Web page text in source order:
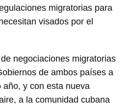
migratorias para
visados por el
negociaciones migratorias
de ambos países a
año, y con esta nueva
a la comunidad cubana